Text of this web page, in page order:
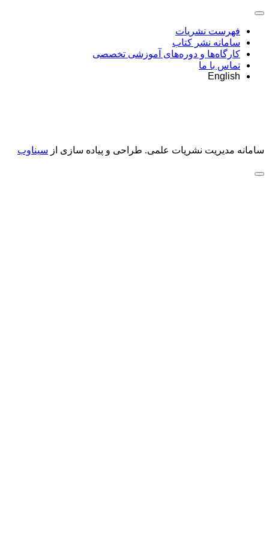
فهرست نشریات
سامانه نشر کتاب
کارگاه‌ها و دوره‌های آموزشی تخصصی
تماس با ما
English
سامانه مدیریت نشریات علمی. طراحی و پیاده سازی از سیناوب